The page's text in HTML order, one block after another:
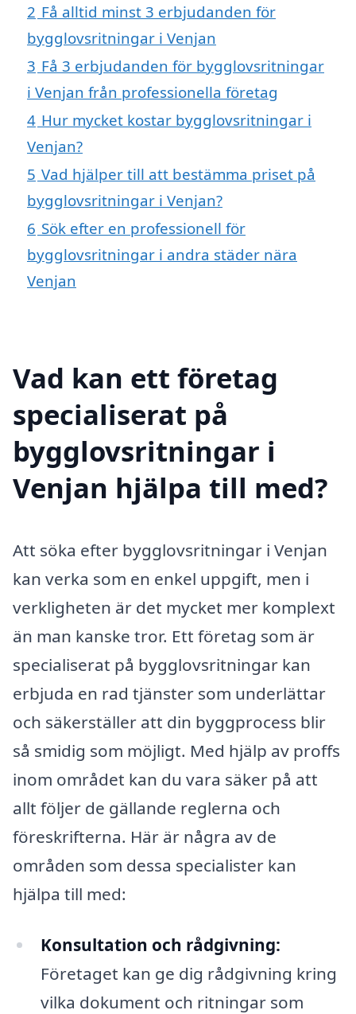
2 Få alltid minst 3 erbjudanden för
bygglovsritningar i Venjan
3 Få 3 erbjudanden för bygglovsritningar
i Venjan från professionella företag
4 Hur mycket kostar bygglovsritningar i
Venjan?
5 Vad hjälper till att bestämma priset på
bygglovsritningar i Venjan?
6 Sök efter en professionell för
bygglovsritningar i andra städer nära
Venjan
Vad kan ett företag
specialiserat på
bygglovsritningar i
Venjan hjälpa till med?
Att söka efter bygglovsritningar i Venjan
kan verka som en enkel uppgift, men i
verkligheten är det mycket mer komplext
än man kanske tror. Ett företag som är
specialiserat på bygglovsritningar kan
erbjuda en rad tjänster som underlättar
och säkerställer att din byggprocess blir
så smidig som möjligt. Med hjälp av proffs
inom området kan du vara säker på att
allt följer de gällande reglerna och
föreskrifterna. Här är några av de
områden som dessa specialister kan
hjälpa till med:
Konsultation och rådgivning:
Företaget kan ge dig rådgivning kring
vilka dokument och ritningar som